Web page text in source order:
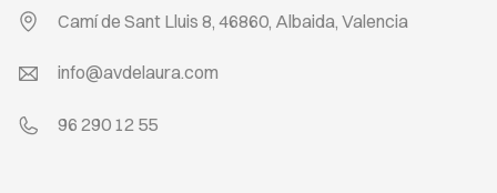
Camí de Sant Lluis 8, 46860, Albaida, Valencia
info@avdelaura.com
96 290 12 55